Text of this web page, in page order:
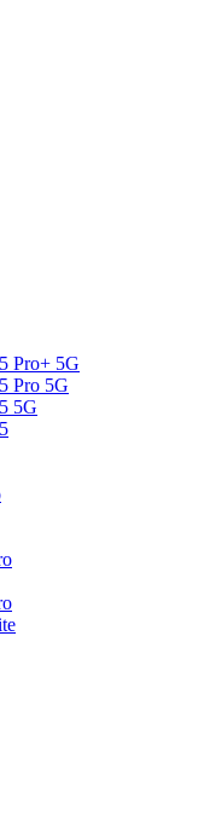
Pro+ 5G
Pro 5G
5G